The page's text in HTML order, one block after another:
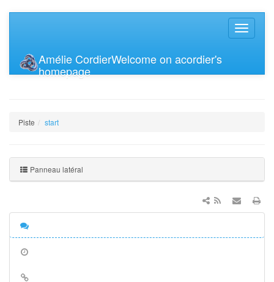
Amélie CordierWelcome on acordier's
homepage
Piste start
Panneau latéral